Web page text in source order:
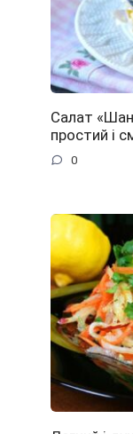
Салат
простий і
0